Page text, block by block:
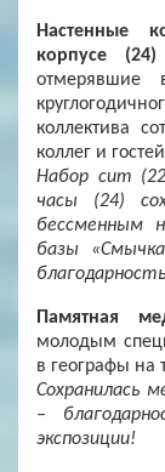
Настенные
корпусе (24)
отмерявшие
коллектива
коллег и
Набор сит
часы (24)
бессменным
базы
Памятная
молодым
в географы на
Сохранилась
–
экспозиции!